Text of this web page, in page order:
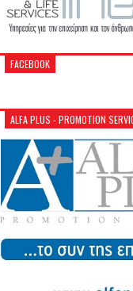
FACEBOOK
ALFA PLUS - PROMOTION